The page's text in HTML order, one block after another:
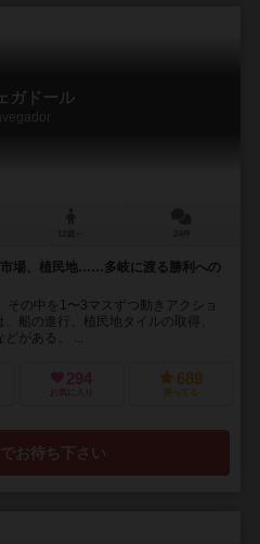
ガドール
市場、植民地……多岐に渡る勝利への
の中を1〜3マスずつ動きアクショ
船の進行、植民地タイルの取得、
どがある。 ...
294
お気に入り
689
持ってる
お待ち下さい